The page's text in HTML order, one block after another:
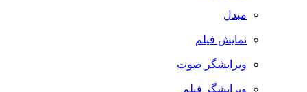
مبدل
نمایش فیلم
ویرایشگر صوت
ویرایشگر فیلم